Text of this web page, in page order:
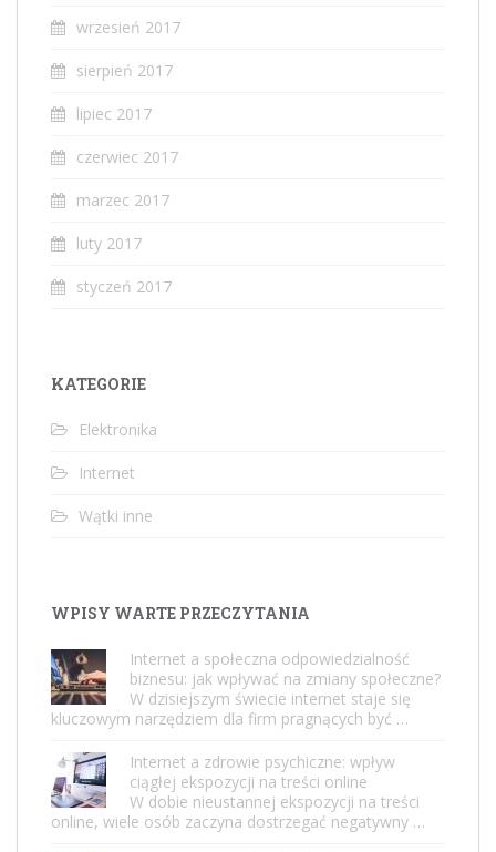
wrzesień 2017
sierpień 2017
lipiec 2017
czerwiec 2017
marzec 2017
luty 2017
styczeń 2017
KATEGORIE
Elektronika
Internet
Wątki inne
WPISY WARTE PRZECZYTANIA
Internet a społeczna odpowiedzialność
biznesu: jak wpływać na zmiany społeczne?
W dzisiejszym świecie internet staje się
kluczowym narzędziem dla firm pragnących być …
Internet a zdrowie psychiczne: wpływ
ciągłej ekspozycji na treści online
W dobie nieustannej ekspozycji na treści
online, wiele osób zaczyna dostrzegać negatywny …